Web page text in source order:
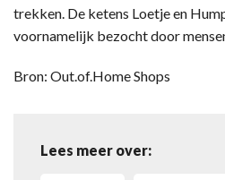
trekken. De ketens Loetje en
voornamelijk bezocht door
Bron: Out.of.Home Shops
Lees meer over: